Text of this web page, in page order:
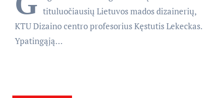
tituluočiausių Lietuvos mados dizainerių,
KTU Dizaino centro profesorius Kęstutis Lekeckas.
Ypatingąją…